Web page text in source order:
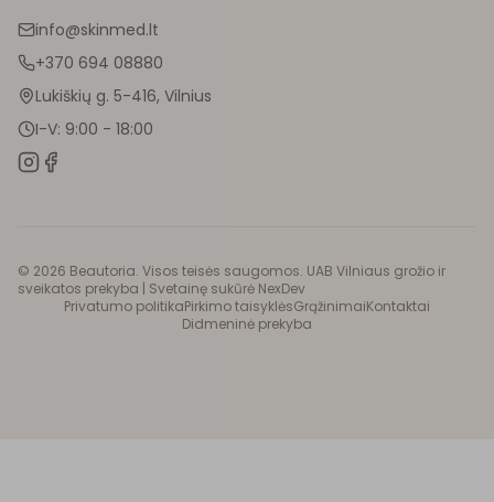
info@skinmed.lt
+370 694 08880
Lukiškių g. 5-416, Vilnius
I-V: 9:00 - 18:00
© 2026 Beautoria. Visos teisės saugomos. UAB Vilniaus grožio ir
sveikatos prekyba | Svetainę sukūrė NexDev
Privatumo politikaPirkimo taisyklėsGrąžinimaiKontaktai
Didmeninė prekyba